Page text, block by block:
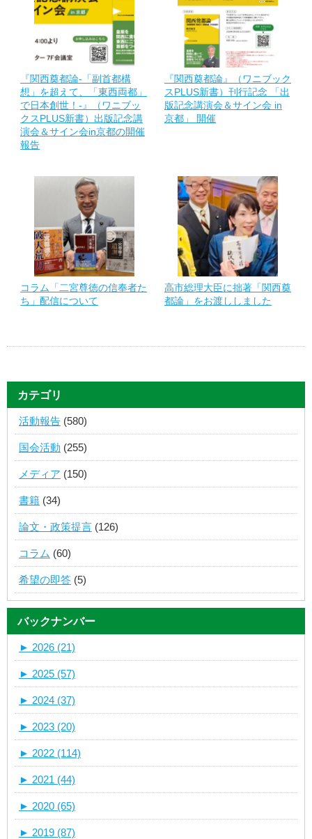
『関西奠都論-「副首都構
想」を超えて、「東西両都」
で日本創世！-』（ワニブッ
クスPLUS新書）出版記念講
演会＆サイン会in京都の開催
報告
『関西奠都論』（ワニブック
スPLUS新書）刊行記念 「出
版記念講演会＆サイン会 in
京都」 開催
コラム「二宮尊徳の信奉者た
ち」配信について
高市総理大臣に拙著「関西奠
都論」をお渡ししました
カテゴリ
活動報告 (580)
国会活動 (255)
メディア (150)
書籍 (34)
論文・政策提言 (126)
コラム (60)
希望の即答 (5)
バックナンバー
► 2026 (21)
► 2025 (57)
► 2024 (37)
► 2023 (20)
► 2022 (114)
► 2021 (44)
► 2020 (65)
► 2019 (87)